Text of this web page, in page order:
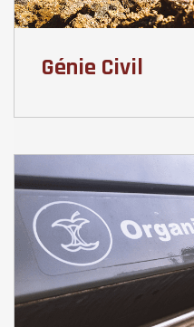
Génie Civil